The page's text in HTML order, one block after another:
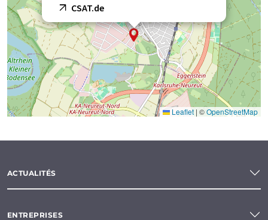
CSAT.de
Leaflet | ©OpenStreetMap
ACTUALITÉS
ENTREPRISES